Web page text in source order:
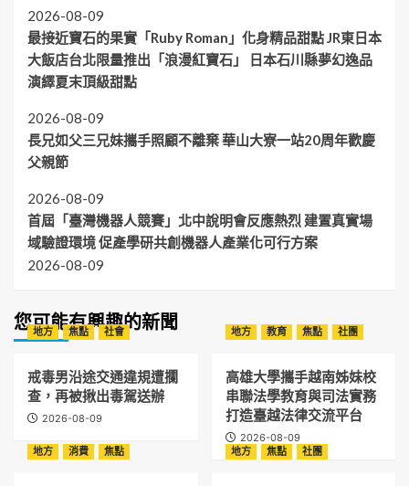
2026-08-09
最接近寶石的果實「Ruby Roman」化身精品甜點 JR東日本
大飯店台北限量推出「浪漫紅寶石」 日本石川縣夢幻逸品
演繹夏末頂級甜點
2026-08-09
長兄如父三兄妹攜手照顧不離棄 華山大寮一站20周年歡慶
父親節
2026-08-09
首屆「臺灣機器人競賽」北中說明會反應熱烈 建置真實場
域驗證環境 促產學研共創機器人產業化可行方案
2026-08-09
您可能有興趣的新聞
地方 焦點 社會
戒毒男沿途交通違規遭攔
查，再被揪出毒駕送辦
2026-08-09
地方 教育 焦點 社團
高雄大學攜手越南姊妹校
串聯法學教育與司法實務
打造臺越法律交流平台
2026-08-09
地方
消費 焦點 地方 焦點 社團